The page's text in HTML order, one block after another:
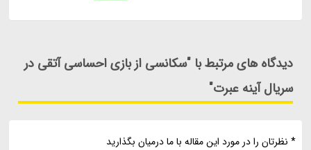
دیدگاه های مرتبط با "سکانسی از بازی احساسی آتقی در
سریال آینه عبرت"
* نظرتان را در مورد این مقاله با ما درمیان بگذارید